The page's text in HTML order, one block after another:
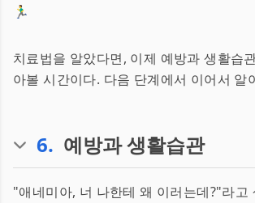
🏃‍♂️
치료법을 알았다면, 이제 예방과 생활습
아볼 시간이다. 다음 단계에서 이어서
6. 예방과 생활습관
"애네미아, 너 나한테 왜 이러는데?"라고